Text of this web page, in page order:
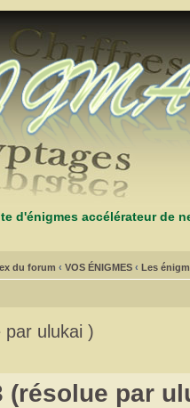
d'énigmes accélérateur de
du forum ‹ VOS ÉNIGMES ‹ Les
par ulukai )
(résolue par